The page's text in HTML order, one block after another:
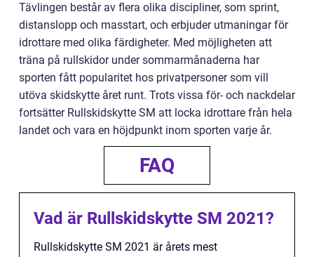
Tävlingen består av flera olika discipliner, som sprint,
distanslopp och masstart, och erbjuder utmaningar för
idrottare med olika färdigheter. Med möjligheten att
träna på rullskidor under sommarmånaderna har
sporten fått popularitet hos privatpersoner som vill
utöva skidskytte året runt. Trots vissa för- och nackdelar
fortsätter Rullskidskytte SM att locka idrottare från hela
landet och vara en höjdpunkt inom sporten varje år.
FAQ
Vad är Rullskidskytte SM 2021?
Rullskidskytte SM 2021 är årets mest